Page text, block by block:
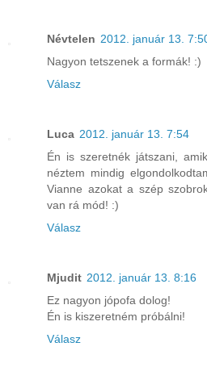
Névtelen 2012. január 13.
Nagyon tetszenek a formák! :)
Válasz
Luca 2012. január 13. 7:54
Én is szeretnék játszani,
néztem mindig
Vianne azokat a szép
van rá mód! :)
Válasz
Mjudit 2012. január 13. 8:16
Ez nagyon jópofa dolog!
Én is kiszeretném próbálni!
Válasz